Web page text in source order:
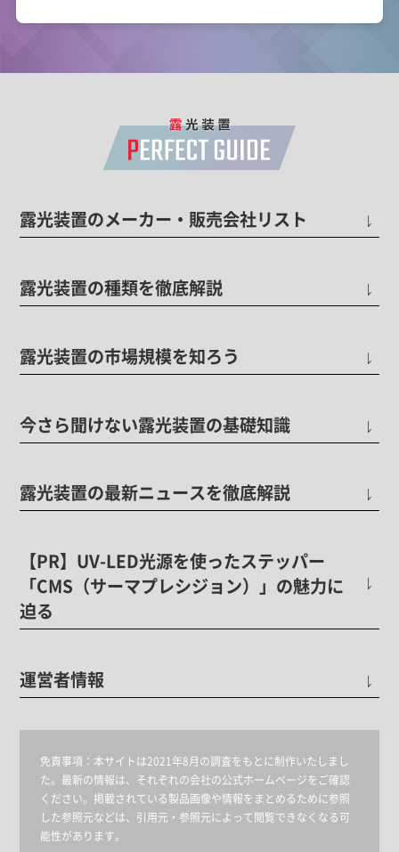
露光装置のメーカー・販売会社リスト
露光装置の種類を徹底解説
露光装置の市場規模を知ろう
今さら聞けない露光装置の基礎知識
露光装置の最新ニュースを徹底解説
【PR】UV-LED光源を使ったステッパー
「CMS（サーマプレシジョン）」の魅力に
迫る
運営者情報
免責事項： 本サイトは2021年8月の調査をもとに制作いたしまし
た。最新の情報は、それぞれの会社の公式ホームページをご確認
ください。掲載されている製品画像や情報をまとめるために参照
した参照元などは、引用元・参照元によって閲覧できなくなる可
能性があります。